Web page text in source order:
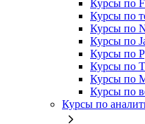
Курсы по
Курсы по
Курсы по
Курсы по
Курсы по
Курсы по
Курсы по
Курсы по
Курсы по